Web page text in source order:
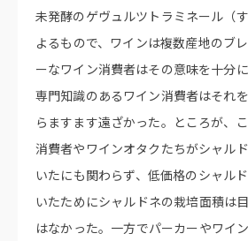
未発酵のゲヴュルツトラミネール（
よるもので、ワインは複数産地のブ
ーなワイン消費者はその意味を十分
専門知識のあるワイン消費者はそれ
らますます遠ざかった。ところが、
消費者やワインオタクたちがシャル
いたにも関わらず、低価格のシャル
いたためにシャルドネの栽培面積は
はなかった。一方でパーカーやワイ